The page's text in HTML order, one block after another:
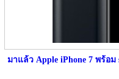
มาแล้ว Apple iPhone 7 พร้อม